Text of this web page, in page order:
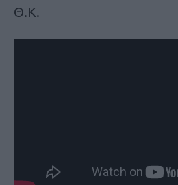
Θ.Κ.